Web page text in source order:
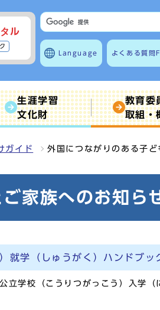
ル
Language よくある質問
生涯学習
文化財
教育委
取組・
ガイド 外国につながりのある子
家族へのお知ら
就学（しゅうがく）ハンドブッ
学校（こうりつがっこう）入学（